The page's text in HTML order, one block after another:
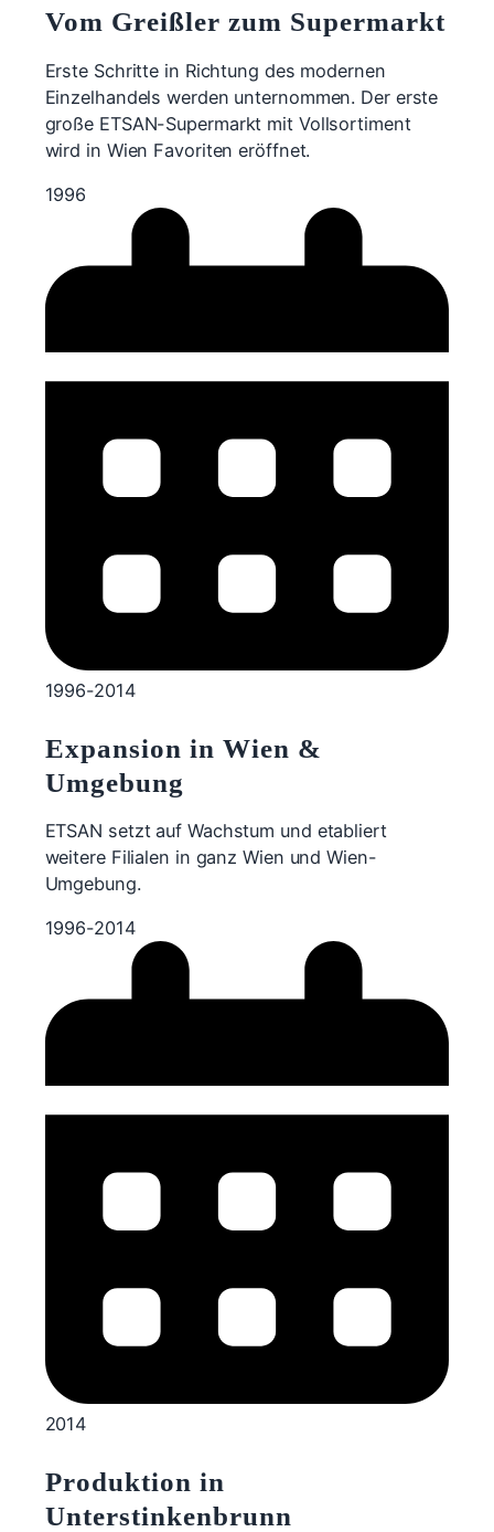
Vom Greißler zum Supermarkt
Erste Schritte in Richtung des modernen
Einzelhandels werden unternommen. Der erste
große ETSAN-Supermarkt mit Vollsortiment
wird in Wien Favoriten eröffnet.
1996
1996-2014
Expansion in Wien &
Umgebung
ETSAN setzt auf Wachstum und etabliert
weitere Filialen in ganz Wien und Wien-
Umgebung.
1996-2014
2014
Produktion in
Unterstinkenbrunn